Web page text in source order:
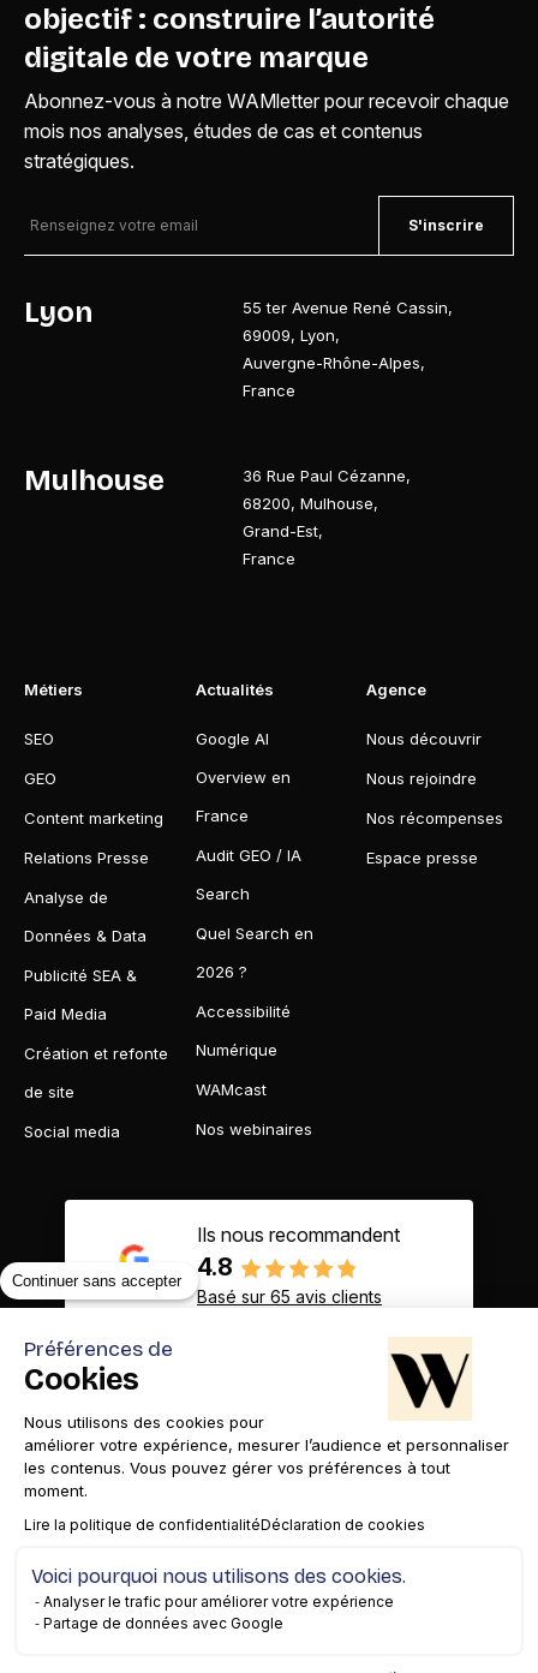
objectif : construire l’autorité
digitale de votre marque
Abonnez-vous à notre WAMletter pour recevoir chaque
mois nos analyses, études de cas et contenus
stratégiques.
S'inscrire
Lyon 55 ter Avenue René Cassin,
69009,Lyon,
Auvergne-Rhône-Alpes,
France
Mulhouse 36 Rue Paul Cézanne,
68200,Mulhouse,
Grand-Est,
France
Métiers
SEO
GEO
Content marketing
Relations Presse
Analyse de
Données & Data
Publicité SEA &
Paid Media
Création et refonte
de site
Social media
Actualités
Google AI
Overview en
France
Audit GEO / IA
Search
Quel Search en
2026 ?
Accessibilité
Numérique
WAMcast
Nos webinaires
Agence
Nous découvrir
Nous rejoindre
Nos récompenses
Espace presse
Ils nous recommandent
4.8
Basé sur 65 avis clients
Contact Appelez-nous
Mentions légales Gestion des cookies Confidentialité
Continuer sans accepter
Préférences de
Cookies
Nous utilisons des cookies pour
améliorer votre expérience, mesurer l’audience et personnaliser
les contenus. Vous pouvez gérer vos préférences à tout
moment.
Lire la politique de confidentialitéDéclaration de cookies
Voici pourquoi nous utilisons des cookies.
Analyser le trafic pour améliorer votre expérience
Partage de données avec Google